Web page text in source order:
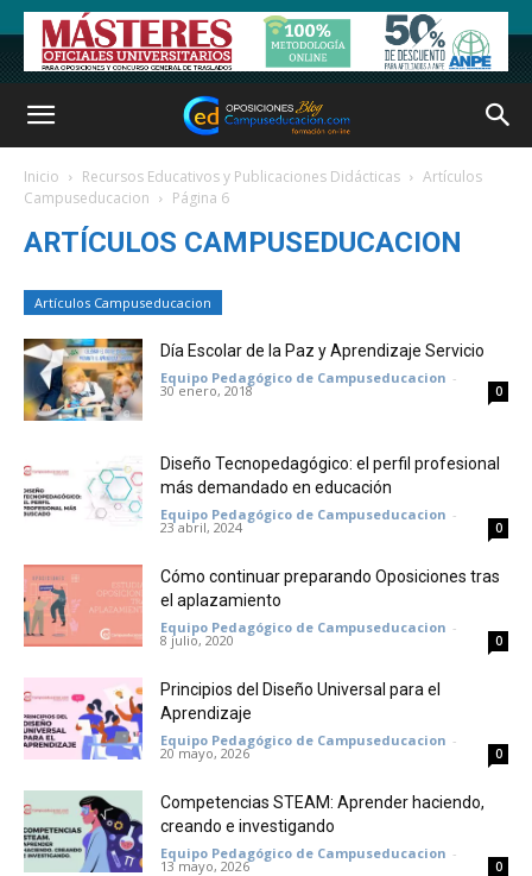
Inicio Recursos Educativos y Publicaciones Didácticas
Artículos
Campuseducacion
Página 6
ARTÍCULOS CAMPUSEDUCACION
Artículos Campuseducacion
Día Escolar de la Paz y Aprendizaje Servicio
Equipo Pedagógico de Campuseducacion -
30 enero, 2018 0
Diseño Tecnopedagógico: el perfil profesional
más demandado en educación
Equipo Pedagógico de Campuseducacion -
23 abril, 2024 0
Cómo continuar preparando Oposiciones tras
el aplazamiento
Equipo Pedagógico de Campuseducacion -
8 julio, 2020 0
Principios del Diseño Universal para el
Aprendizaje
Equipo Pedagógico de Campuseducacion -
20 mayo, 2026 0
Competencias STEAM: Aprender haciendo,
creando e investigando
Equipo Pedagógico de Campuseducacion -
13 mayo, 2026 0